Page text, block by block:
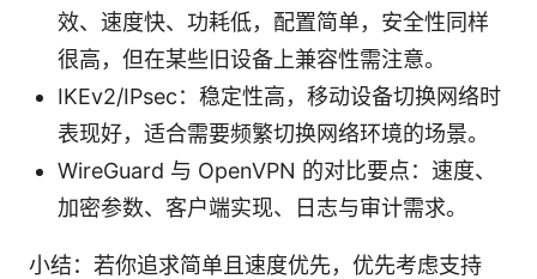
效、速度快、功耗低，配置简单，安全性同样
很高，但在某些旧设备上兼容性需注意。
IKEv2/IPsec：稳定性高，移动设备切换网络时
表现好，适合需要频繁切换网络环境的场景。
WireGuard 与 OpenVPN 的对比要点：速度、
加密参数、客户端实现、日志与审计需求。
小结：若你追求简单且速度优先，优先考虑支持